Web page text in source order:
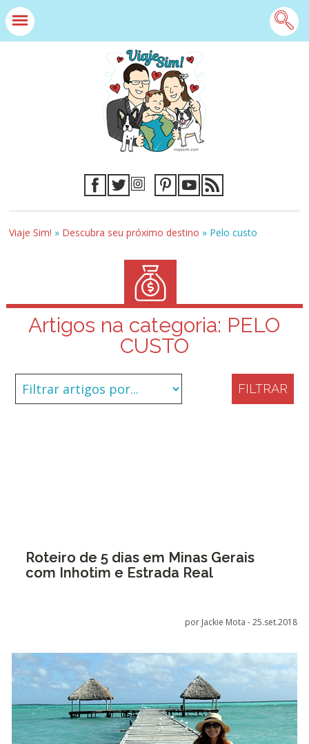
Viaje Sim! » Descubra seu próximo destino » Pelo custo
Artigos na categoria: PELO
CUSTO
FILTRAR
Roteiro de 5 dias em Minas Gerais
com Inhotim e Estrada Real
por Jackie Mota -25.set.2018